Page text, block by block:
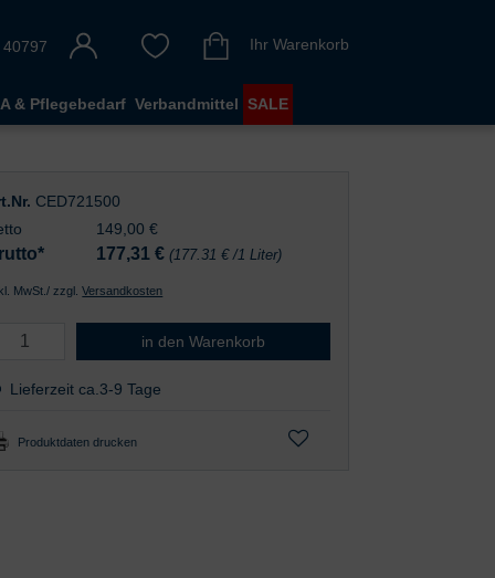
Ihr Warenkorb
& Pflegebedarf Verbandmittel SALE
CED721500
149,00 €
177,31 € (177.31 € /1 Liter)
MwSt./ zzgl.Versandkosten
Cederroth Eye Wash Station
in den Warenkorb
Lieferzeit ca.3-9 Tage
Produktdaten drucken